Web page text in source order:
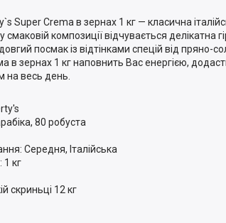
Super Crema в зернах 1 кг — класична
композиції відчувається делікатна
посмак із відтінками спецій від пряно-
в зернах 1 кг наповнить Вас енергією,
на весь день.
80 робуста
Середня, Італійська
1 кг
скриньці 12 кг